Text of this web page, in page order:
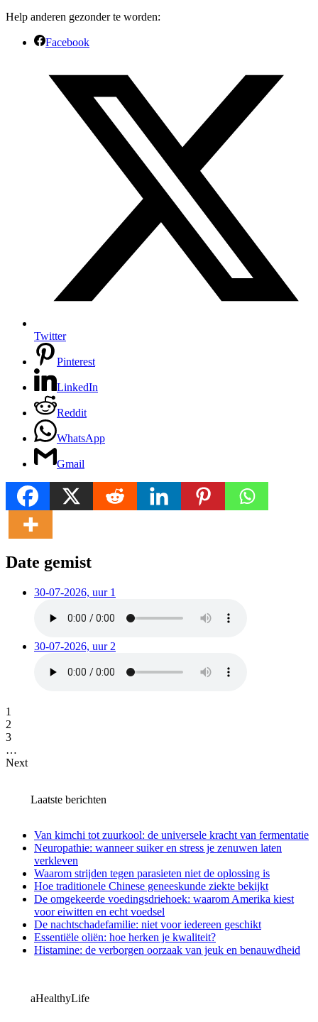
Help anderen gezonder te worden:
Facebook
Twitter
Pinterest
LinkedIn
Reddit
WhatsApp
Gmail
Date gemist
30-07-2026, uur 1
30-07-2026, uur 2
1
2
3
…
Next
Laatste berichten
Van kimchi tot zuurkool: de universele kracht van fermentatie
Neuropathie: wanneer suiker en stress je zenuwen laten
verkleven
Waarom strijden tegen parasieten niet de oplossing is
Hoe traditionele Chinese geneeskunde ziekte bekijkt
De omgekeerde voedingsdriehoek: waarom Amerika kiest
voor eiwitten en echt voedsel
De nachtschadefamilie: niet voor iedereen geschikt
Essentiële oliën: hoe herken je kwaliteit?
Histamine: de verborgen oorzaak van jeuk en benauwdheid
aHealthyLife